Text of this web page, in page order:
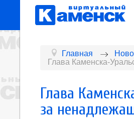
Главная
Глава Каменска-
Глава
за